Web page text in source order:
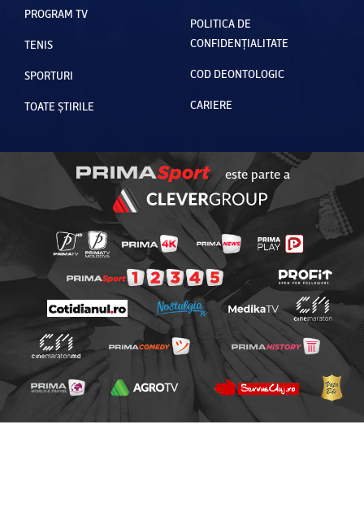
PROGRAM TV
TENIS
SPORTURI
TOATE ȘTIRILE
POLITICA DE
CONFIDENȚIALITATE
COD DEONTOLOGIC
CARIERE
este parte a